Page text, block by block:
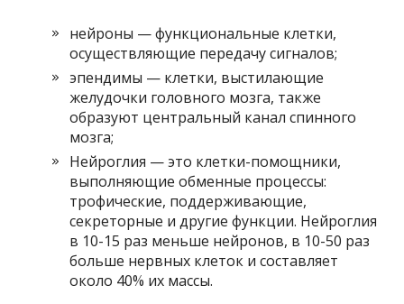
нейроны — функциональные клетки,
осуществляющие передачу сигналов;
эпендимы — клетки, выстилающие
желудочки головного мозга, также
образуют центральный канал спинного
мозга;
Нейроглия — это клетки-помощники,
выполняющие обменные процессы:
трофические, поддерживающие,
секреторные и другие функции. Нейроглия
в 10-15 раз меньше нейронов, в 10-50 раз
больше нервных клеток и составляет
около 40% их массы.